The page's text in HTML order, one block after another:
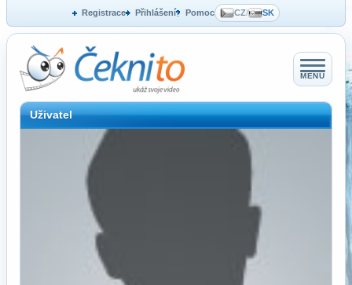
Registrace Přihlášení Pomoc CZ/ SK
MENU
Uživatel